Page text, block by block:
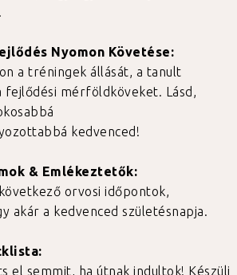
Nyomon Követése:
a tréningek állását, a tanult
fejlődési mérföldköveket. Lásd,
kedvenced!
& Emlékeztetők:
orvosi időpontok,
akár a kedvenced születésnapja.
el semmit, ha útnak indultok! Készülj